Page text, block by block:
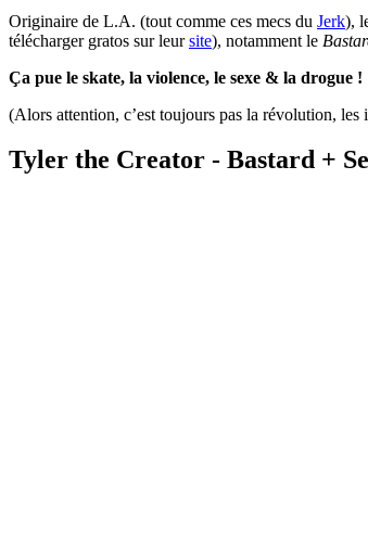
Originaire de L.A. (tout comme ces mecs du Jerk),
télécharger gratos sur leursite), notamment le
Ça pue le skate, la violence, le sexe & la drogue !
(Alors attention, c’est toujours pas la révolution,
Tyler the Creator - Bastard +